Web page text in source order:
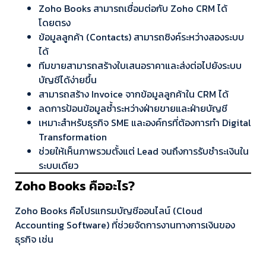
Zoho Books สามารถเชื่อมต่อกับ Zoho CRM ได้
โดยตรง
ข้อมูลลูกค้า (Contacts) สามารถซิงค์ระหว่างสองระบบ
ได้
ทีมขายสามารถสร้างใบเสนอราคาและส่งต่อไปยังระบบ
บัญชีได้ง่ายขึ้น
สามารถสร้าง Invoice จากข้อมูลลูกค้าใน CRM ได้
ลดการป้อนข้อมูลซ้ำระหว่างฝ่ายขายและฝ่ายบัญชี
เหมาะสำหรับธุรกิจ SME และองค์กรที่ต้องการทำ Digital
Transformation
ช่วยให้เห็นภาพรวมตั้งแต่ Lead จนถึงการรับชำระเงินใน
ระบบเดียว
Zoho Books คืออะไร?
Zoho Books คือโปรแกรมบัญชีออนไลน์ (Cloud
Accounting Software) ที่ช่วยจัดการงานทางการเงินของ
ธุรกิจ เช่น